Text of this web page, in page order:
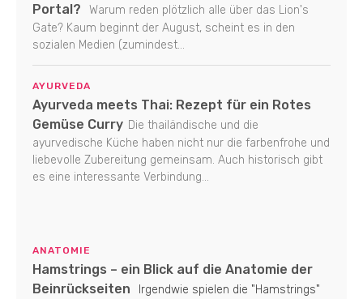
Portal?
Warum reden plötzlich alle über das Lion's
Gate? Kaum beginnt der August, scheint es in den
sozialen Medien (zumindest...
AYURVEDA
Ayurveda meets Thai: Rezept für ein Rotes
Gemüse Curry Die thailändische und die
ayurvedische Küche haben nicht nur die farbenfrohe und
liebevolle Zubereitung gemeinsam. Auch historisch gibt
es eine interessante Verbindung...
ANATOMIE
Hamstrings – ein Blick auf die Anatomie der
Beinrückseiten
Irgendwie spielen die "Hamstrings"